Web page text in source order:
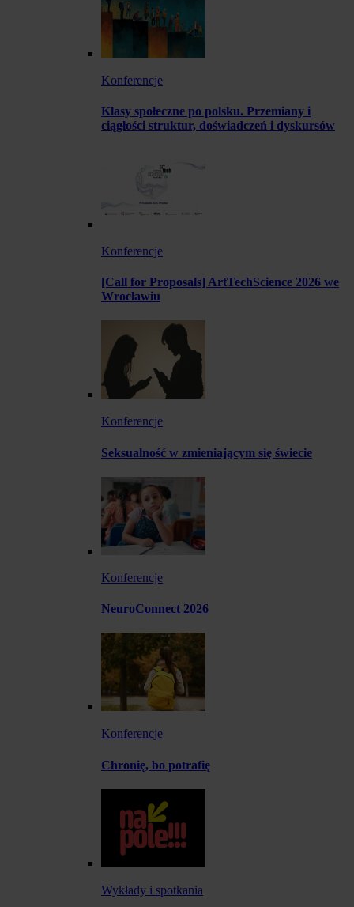
Konferencje
Klasy społeczne po polsku. Przemiany i
ciągłości struktur, doświadczeń i dyskursów
Konferencje
[Call for Proposals] ArtTechScience 2026 we
Wrocławiu
Konferencje
Seksualność w zmieniającym się świecie
Konferencje
NeuroConnect 2026
Konferencje
Chronię, bo potrafię
Wykłady i spotkania